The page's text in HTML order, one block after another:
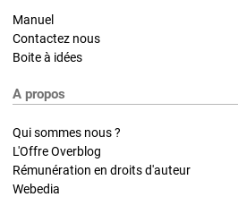
Manuel
Contactez nous
Boite à idées
A propos
Qui sommes nous ?
L'Offre Overblog
Rémunération en droits d'auteur
Webedia